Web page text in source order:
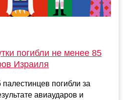
погибли не менее 85
Израиля
погибли за
авиаударов и